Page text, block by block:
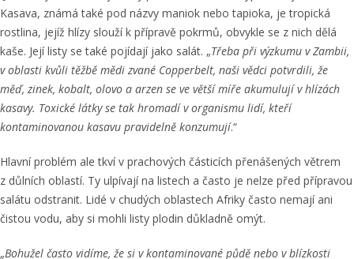
Kasava, známá také pod názvy maniok nebo tapioka, je tropická
rostlina, jejíž hlízy slouží k přípravě pokrmů, obvykle se z nich dělá
kaše. Její listy se také pojídají jako salát. „Třeba při výzkumu v Zambii,
v oblasti kvůli těžbě mědi zvané Copperbelt, naši vědci potvrdili, že
měď, zinek, kobalt, olovo a arzen se ve větší míře akumulují v hlízách
kasavy. Toxické látky se tak hromadí v organismu lidí, kteří
kontaminovanou kasavu pravidelně konzumují.“
Hlavní problém ale tkví v prachových částicích přenášených větrem
z důlních oblastí. Ty ulpívají na listech a často je nelze před přípravou
salátu odstranit. Lidé v chudých oblastech Afriky často nemají ani
čistou vodu, aby si mohli listy plodin důkladně omýt.
„Bohužel často vidíme, že si v kontaminované půdě nebo v blízkosti